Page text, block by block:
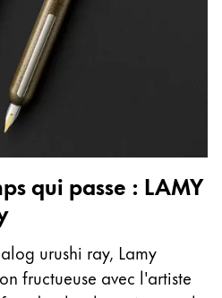
qui passe : LAMY
urushi ray, Lamy
fructueuse avec l'artiste